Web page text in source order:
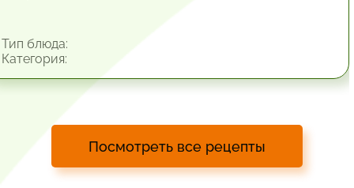
блюда:
Посмотреть все рецепты